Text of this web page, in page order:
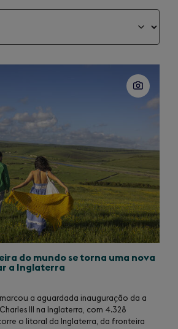
do mundo se torna uma nova
a Inglaterra
a aguardada inauguração da a
III na Inglaterra, com 4.328
o litoral da Inglaterra, da fronteira